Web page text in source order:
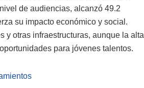
de audiencias, alcanzó 49.2
su impacto económico y social.
y otras infraestructuras, aunque la alta
para jóvenes talentos.